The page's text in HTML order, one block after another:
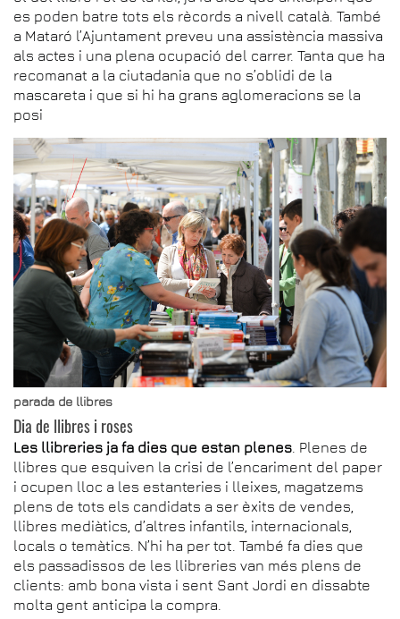
es poden batre tots els rècords a nivell català. També
a Mataró l’Ajuntament preveu una assistència massiva
als actes i una plena ocupació del carrer. Tanta que ha
recomanat a la ciutadania que no s’oblidi de la
mascareta i que si hi ha grans aglomeracions se la
posi
parada de llibres
Dia de llibres i roses
Les llibreries ja fa dies que estan plenes . Plenes de
llibres que esquiven la crisi de l’encariment del paper
i ocupen lloc a les estanteries i lleixes, magatzems
plens de tots els candidats a ser èxits de vendes,
llibres mediàtics, d’altres infantils, internacionals,
locals o temàtics. N’hi ha per tot. També fa dies que
els passadissos de les llibreries van més plens de
clients: amb bona vista i sent Sant Jordi en dissabte
molta gent anticipa la compra.